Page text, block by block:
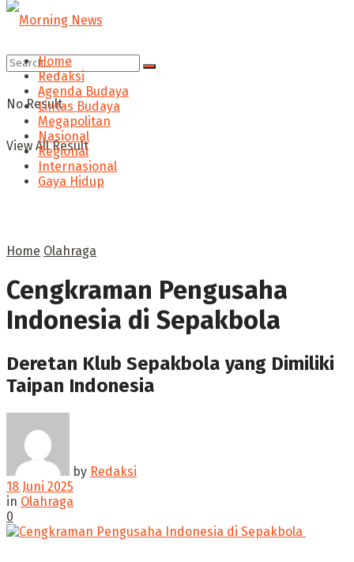
No Result
View All Result
Home
Redaksi
Agenda Budaya
Lintas Budaya
Megapolitan
Nasional
Regional
Internasional
Gaya Hidup
Home Olahraga
Cengkraman Pengusaha
Indonesia di Sepakbola
‎Deretan Klub Sepakbola yang Dimiliki
Taipan Indonesia
by Redaksi
18 Juni 2025
in Olahraga
0